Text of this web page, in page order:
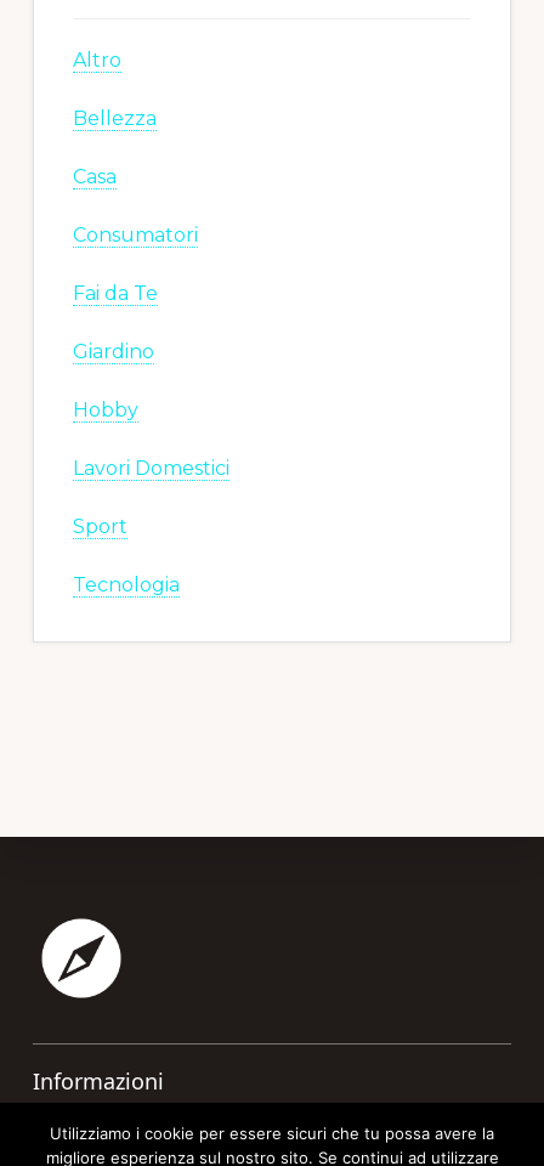
Altro
Bellezza
Casa
Consumatori
Fai da Te
Giardino
Hobby
Lavori Domestici
Sport
Tecnologia
Informazioni
Utilizziamo i cookie per essere sicuri che tu possa avere la
migliore esperienza sul nostro sito. Se continui ad utilizzare